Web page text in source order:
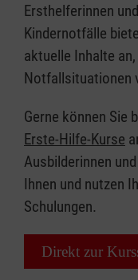
Ersthelferinnen
Kindernotfälle
aktuelle Inhalte
Notfallsituationen
Gerne können Sie
Erste-Hilfe-Kurse
Ausbilderinnen
Ihnen und nutzen
Schulungen.
Direkt zur